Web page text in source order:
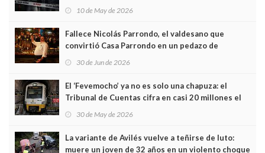
edificio y las cámaras captan sus últimos minutos
10 de May de 2026
Fallece Nicolás Parrondo, el valdesano que
convirtió Casa Parrondo en un pedazo de
Asturias en Madrid
30 de Jun de 2026
El ‘Fevemocho’ ya no es solo una chapuza: el
Tribunal de Cuentas cifra en casi 20 millones el
sobrecoste de los trenes que no cabían por los
30 de May de 2026
La variante de Avilés vuelve a teñirse de luto:
muere un joven de 32 años en un violento choque